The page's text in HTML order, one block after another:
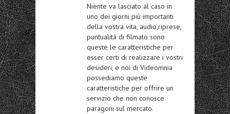
Niente va lasciato al caso in
uno dei giorni più importanti
della vostra vita, audio,riprese,
puntualità di filmato sono
queste le caratteristiche per
esser certi di realizzare i vostri
desideri, e noi di Videomnia
possediamo queste
caratteristiche per offrire un
servizio che non conosce
paragoni sul mercato.